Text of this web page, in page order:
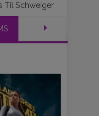
Til Schweiger